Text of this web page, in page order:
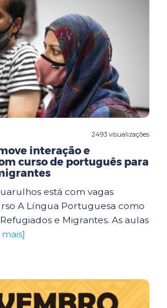
2493 visualizações
interação e
curso de português para
está com vagas
A Língua Portuguesa como
e Migrantes. As aulas